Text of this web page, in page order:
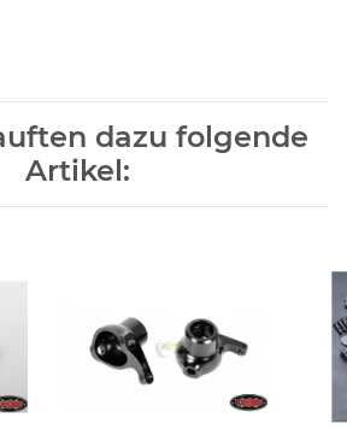
dazu folgende
Artikel: